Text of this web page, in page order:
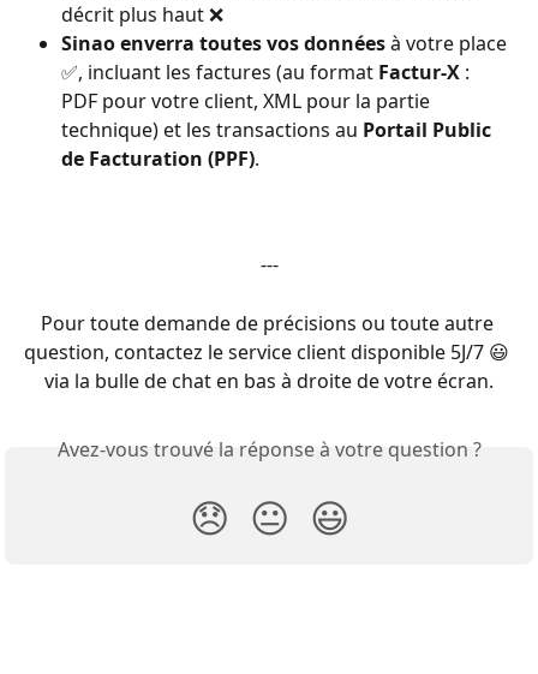
décrit plus haut ❌
Sinao enverra toutes vos données à votre place
✅, incluant les factures (au format Factur-X :
PDF pour votre client, XML pour la partie
technique) et les transactions au Portail Public
de Facturation (PPF).
---
Pour toute demande de précisions ou toute autre
question, contactez le service client disponible 5J/7 😃
via la bulle de chat en bas à droite de votre écran.
Avez-vous trouvé la réponse à votre question ?
😞 😐 😃